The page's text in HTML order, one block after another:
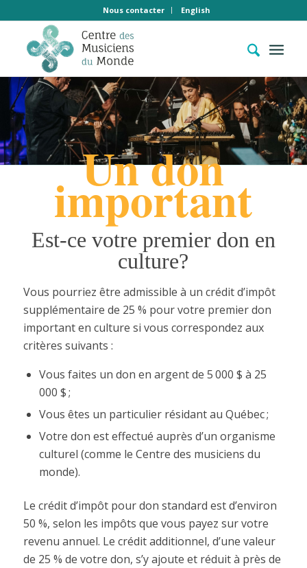
Nous contacter English
Un don
important
Est-ce votre premier don en
culture?
Vous pourriez être admissible à un crédit d’impôt
supplémentaire de 25 % pour votre premier don
important en culture si vous correspondez aux
critères suivants :
Vous faites un don en argent de 5 000 $ à 25
000 $ ;
Vous êtes un particulier résidant au Québec ;
Votre don est effectué auprès d’un organisme
culturel (comme le Centre des musiciens du
monde).
Le crédit d’impôt pour don standard est d’environ
50 %, selon les impôts que vous payez sur votre
revenu annuel. Le crédit additionnel, d’une valeur
de 25 % de votre don, s’y ajoute et réduit à près de